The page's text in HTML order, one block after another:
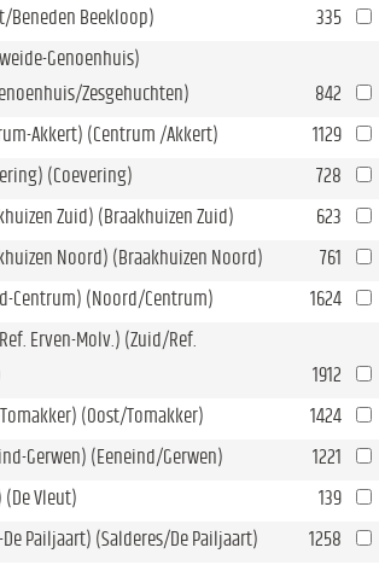
Beneden Beekloop)
335
Genoenhuis)
Zesgehuchten)
842
Akkert) (Centrum /Akkert)
1129
(Coevering)
728
Zuid) (Braakhuizen Zuid)
623
Noord) (Braakhuizen Noord)
761
Centrum) (Noord/Centrum) 1624
Erven-Molv.) (Zuid/Ref.
1912
(Oost/Tomakker)
1424
Gerwen) (Eeneind/Gerwen)
1221
(De Vleut)
139
De Pailjaart) (Salderes/De Pailjaart) 1258